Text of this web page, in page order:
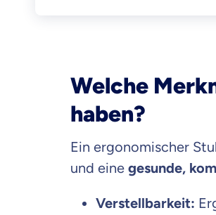
Welche
haben?
Ein ergonomischer
und eine gesunde,
Verstellbarkeit: